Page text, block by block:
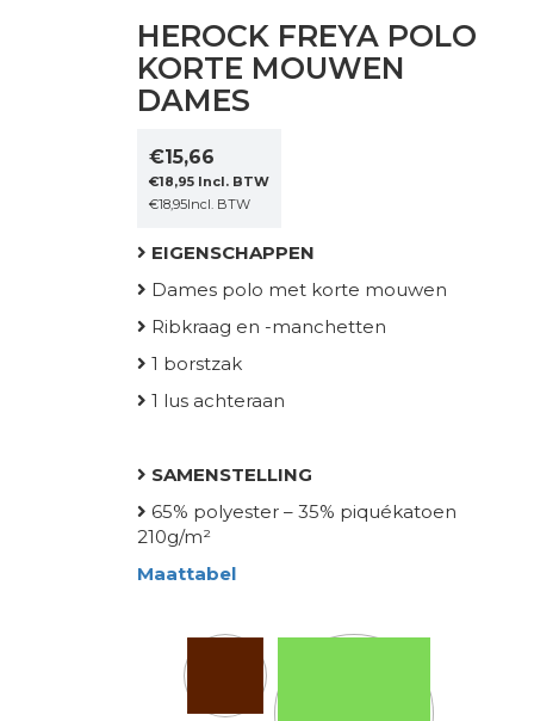
HEROCK FREYA POLO
KORTE MOUWEN
DAMES
€15,66
€18,95 Incl. BTW
€18,95Incl. BTW
EIGENSCHAPPEN
Dames polo met korte mouwen
Ribkraag en -manchetten
1 borstzak
1 lus achteraan
SAMENSTELLING
65% polyester – 35% piquékatoen
210g/m²
Maattabel